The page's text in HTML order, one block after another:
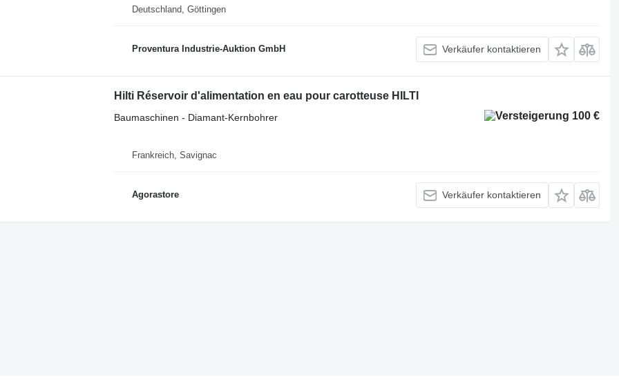
Deutschland, Göttingen
Proventura Industrie-Auktion GmbH Verkäufer kontaktieren
Hilti Réservoir d'alimentation en eau pour carotteuse HILTI
100 €
Baumaschinen - Diamant-Kernbohrer
Frankreich, Savignac
Agorastore Verkäufer kontaktieren